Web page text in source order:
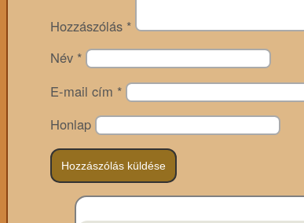
Hozzászólás *
Név *
E-mail cím *
Honlap